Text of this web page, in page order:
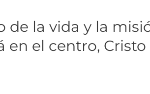
de la vida y la
en el centro,